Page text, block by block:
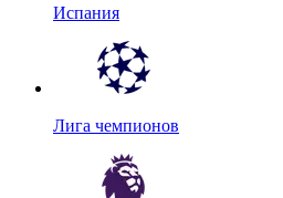
Испания
Лига чемпионов